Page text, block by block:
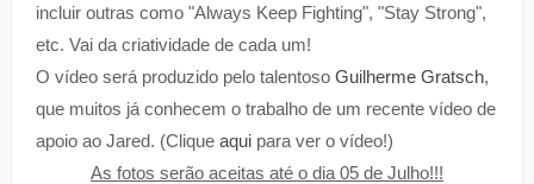
incluir outras como "Always Keep Fighting", "Stay Strong",
etc. Vai da criatividade de cada um!
O vídeo será produzido pelo talentoso Guilherme Gratsch,
que muitos já conhecem o trabalho de um recente vídeo de
apoio ao Jared. (Clique aquipara ver o vídeo!)
As fotos serão aceitas até o dia 05 de Julho!!!